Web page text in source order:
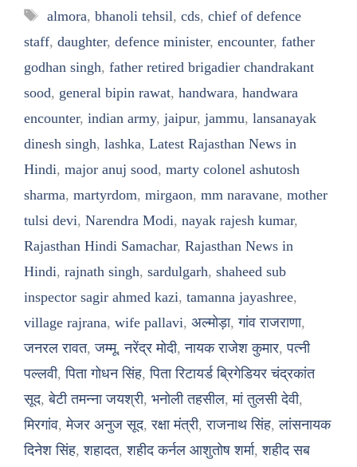
Tags
almora, bhanoli tehsil, cds, chief of defence
staff, daughter, defence minister, encounter, father
godhan singh, father retired brigadier chandrakant
sood, general bipin rawat, handwara, handwara
encounter, indian army, jaipur, jammu, lansanayak
dinesh singh, lashka, Latest Rajasthan News in
Hindi, major anuj sood, marty colonel ashutosh
sharma, martyrdom, mirgaon, mm naravane, mother
tulsi devi, Narendra Modi, nayak rajesh kumar,
Rajasthan Hindi Samachar, Rajasthan News in
Hindi, rajnath singh, sardulgarh, shaheed sub
inspector sagir ahmed kazi, tamanna jayashree,
village rajrana, wife pallavi, अल्मोड़ा,गांव राजराणा,
जनरल रावत,जम्मू,नरेंद्र मोदी,नायक राजेश कुमार,पत्नी
पल्लवी,पिता गोधन सिंह,पिता रिटायर्ड ब्रिगेडियर चंद्रकांत
सूद,बेटी तमन्ना जयश्री, भनोली तहसील,मां तुलसी देवी,
मिरगांव,मेजर अनुज सूद,रक्षा मंत्री,राजनाथ सिंह,लांसनायक
दिनेश सिंह,शहादत,शहीद कर्नल आशुतोष शर्मा,शहीद सब